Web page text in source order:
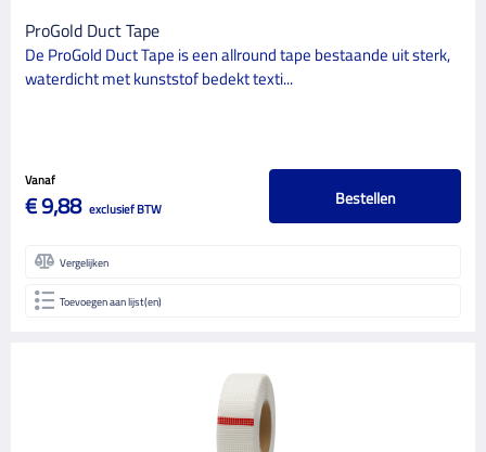
ProGold Duct Tape
De ProGold Duct Tape is een allround tape bestaande uit sterk,
waterdicht met kunststof bedekt texti...
Vanaf
€ 9,88 exclusief BTW Bestellen
Vergelijken
Toevoegen aan lijst(en)